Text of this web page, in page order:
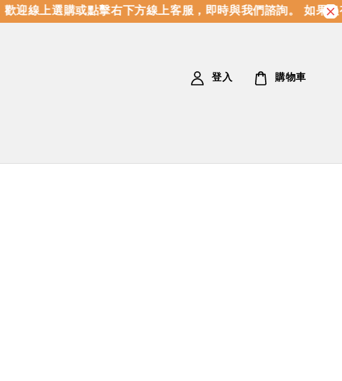
迎線上選購或點擊右下方線上客服，即時與我們諮詢。 如果沒
登入 購物車